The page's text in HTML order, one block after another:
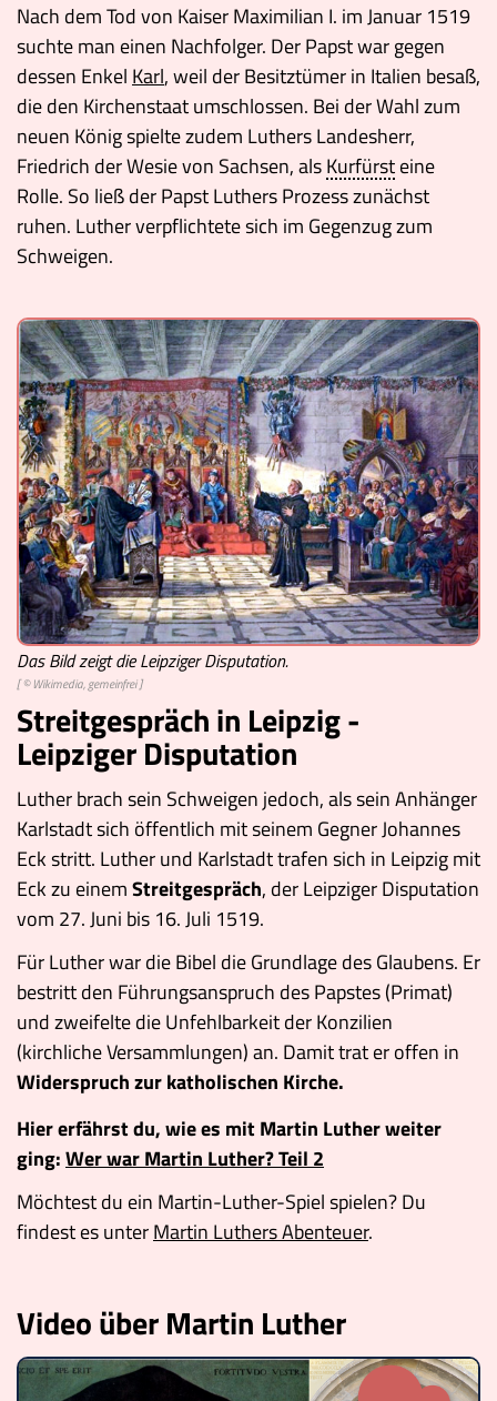
Nach dem Tod von Kaiser Maximilian I. im Januar 1519
suchte man einen Nachfolger. Der Papst war gegen
dessen Enkel Karl, weil der Besitztümer in Italien besaß,
die den Kirchenstaat umschlossen. Bei der Wahl zum
neuen König spielte zudem Luthers Landesherr,
Friedrich der Wesie von Sachsen, alsKurfürsteine
Rolle. So ließ der Papst Luthers Prozess zunächst
ruhen. Luther verpflichtete sich im Gegenzug zum
Schweigen.
Das Bild zeigt die Leipziger Disputation.
[ © Wikimedia, gemeinfrei ]
Streitgespräch in Leipzig -
Leipziger Disputation
Luther brach sein Schweigen jedoch, als sein Anhänger
Karlstadt sich öffentlich mit seinem Gegner Johannes
Eck stritt. Luther und Karlstadt trafen sich in Leipzig mit
Eck zu einemStreitgespräch, der Leipziger Disputation
vom 27. Juni bis 16. Juli 1519.
Für Luther war die Bibel die Grundlage des Glaubens. Er
bestritt den Führungsanspruch des Papstes (Primat)
und zweifelte die Unfehlbarkeit der Konzilien
(kirchliche Versammlungen) an. Damit trat er offen in
Widerspruch zur katholischen Kirche.
Hier erfährst du, wie es mit Martin Luther weiter
ging:Wer war Martin Luther? Teil 2
Möchtest du ein Martin-Luther-Spiel spielen? Du
findest es unterMartin Luthers Abenteuer.
Video über Martin Luther